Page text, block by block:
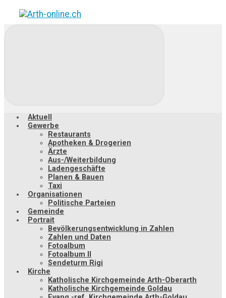
Zum
Hauptinhalt
Aktuell
Gewerbe
Restaurants
Apotheken & Drogerien
Ärzte
Aus-/Weiterbildung
Ladengeschäfte
Planen & Bauen
Taxi
Organisationen
Politische Parteien
Gemeinde
Portrait
Bevölkerungsentwicklung in Zahlen
Zahlen und Daten
Fotoalbum
Fotoalbum II
Sendeturm Rigi
Kirche
Katholische Kirchgemeinde Arth-Oberarth
Katholische Kirchgemeinde Goldau